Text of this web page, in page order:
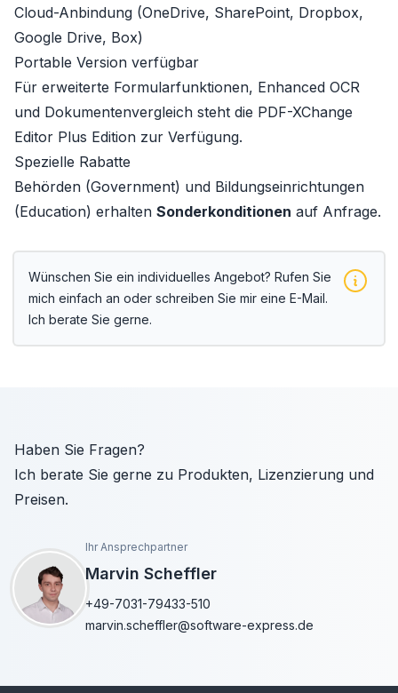
Cloud-Anbindung (OneDrive, SharePoint, Dropbox,
Google Drive, Box)
Portable Version verfügbar
Für erweiterte Formularfunktionen, Enhanced OCR
und Dokumentenvergleich steht die PDF-XChange
Editor Plus Edition zur Verfügung.
Spezielle Rabatte
Behörden (Government) und Bildungseinrichtungen
(Education) erhalten Sonderkonditionen auf Anfrage.
Wünschen Sie ein individuelles Angebot? Rufen Sie
mich einfach an oder schreiben Sie mir eine E-Mail.
Ich berate Sie gerne.
Haben Sie Fragen?
Ich berate Sie gerne zu Produkten, Lizenzierung und
Preisen.
Ihr Ansprechpartner
Marvin Scheffler
+49-7031-79433-510
marvin.scheffler@software-express.de